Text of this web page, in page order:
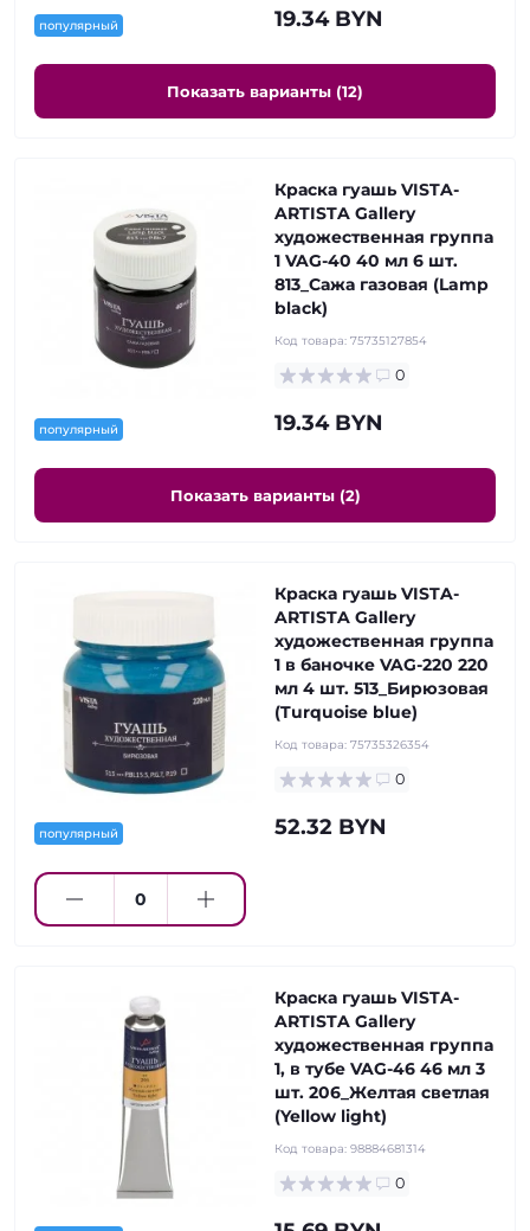
популярный 19.34 BYN
Показать варианты (12)
популярный
Краска гуашь VISTA-
ARTISTA Gallery
художественная группа
1 VAG-40 40 мл 6 шт.
813_Сажа газовая (Lamp
black)
Код товара: 75735127854
0
19.34 BYN
Показать варианты (2)
популярный
Краска гуашь VISTA-
ARTISTA Gallery
художественная группа
1 в баночке VAG-220 220
мл 4 шт. 513_Бирюзовая
(Turquoise blue)
Код товара: 75735326354
0
52.32 BYN
Краска гуашь VISTA-
ARTISTA Gallery
художественная группа
1, в тубе VAG-46 46 мл 3
шт. 206_Желтая светлая
(Yellow light)
Код товара: 98884681314
0